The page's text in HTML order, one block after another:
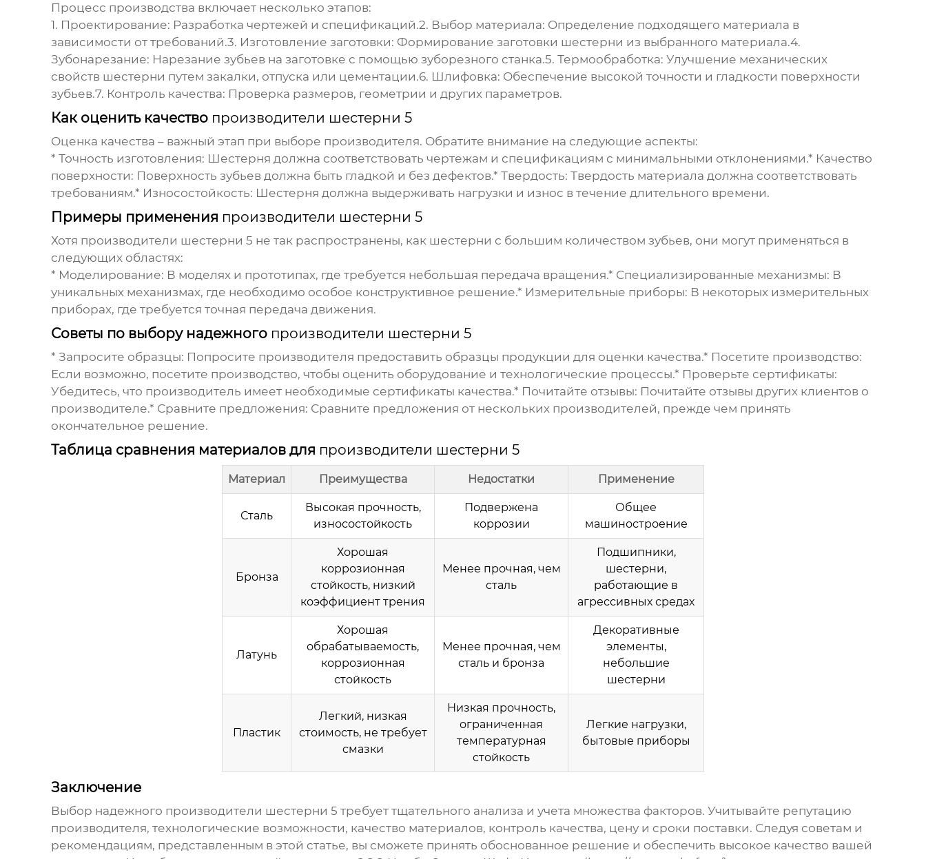
Процесс производства включает несколько этапов:
1. Проектирование: Разработка чертежей и спецификаций.2. Выбор материала: Определение подходящего материала в
зависимости от требований.3. Изготовление заготовки: Формирование заготовки шестерни из выбранного материала.4.
Зубонарезание: Нарезание зубьев на заготовке с помощью зуборезного станка.5. Термообработка: Улучшение механических
свойств шестерни путем закалки, отпуска или цементации.6. Шлифовка: Обеспечение высокой точности и гладкости поверхности
зубьев.7. Контроль качества: Проверка размеров, геометрии и других параметров.
Как оценить качество производители шестерни 5
Оценка качества – важный этап при выборе производителя. Обратите внимание на следующие аспекты:
* Точность изготовления: Шестерня должна соответствовать чертежам и спецификациям с минимальными отклонениями.* Качество
поверхности: Поверхность зубьев должна быть гладкой и без дефектов.* Твердость: Твердость материала должна соответствовать
требованиям.* Износостойкость: Шестерня должна выдерживать нагрузки и износ в течение длительного времени.
Примеры применения производители шестерни 5
Хотя производители шестерни 5 не так распространены, как шестерни с большим количеством зубьев, они могут применяться в
следующих областях:
* Моделирование: В моделях и прототипах, где требуется небольшая передача вращения.* Специализированные механизмы: В
уникальных механизмах, где необходимо особое конструктивное решение.* Измерительные приборы: В некоторых измерительных
приборах, где требуется точная передача движения.
Советы по выбору надежного производители шестерни 5
* Запросите образцы: Попросите производителя предоставить образцы продукции для оценки качества.* Посетите производство:
Если возможно, посетите производство, чтобы оценить оборудование и технологические процессы.* Проверьте сертификаты:
Убедитесь, что производитель имеет необходимые сертификаты качества.* Почитайте отзывы: Почитайте отзывы других клиентов о
производителе.* Сравните предложения: Сравните предложения от нескольких производителей, прежде чем принять
окончательное решение.
Таблица сравнения материалов для производители шестерни 5
Материал Преимущества Недостатки Применение
Сталь
Высокая прочность,
износостойкость
Подвержена
коррозии
Общее
машиностроение
Бронза
Хорошая
коррозионная
стойкость, низкий
коэффициент трения
Менее прочная, чем
сталь
Подшипники,
шестерни,
работающие в
агрессивных средах
Латунь
Хорошая
обрабатываемость,
коррозионная
стойкость
Менее прочная, чем
сталь и бронза
Декоративные
элементы,
небольшие
шестерни
Пластик
Легкий, низкая
стоимость, не требует
смазки
Низкая прочность,
ограниченная
температурная
стойкость
Легкие нагрузки,
бытовые приборы
Заключение
Выбор надежного производители шестерни 5 требует тщательного анализа и учета множества факторов. Учитывайте репутацию
производителя, технологические возможности, качество материалов, контроль качества, цену и сроки поставки. Следуя советам и
рекомендациям, представленным в этой статье, вы сможете принять обоснованное решение и обеспечить высокое качество вашей